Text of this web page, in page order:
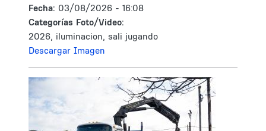
Fecha: 03/08/2026 - 16:08
Categorías Foto/Video:
2026, iluminacion, sali jugando
Descargar Imagen